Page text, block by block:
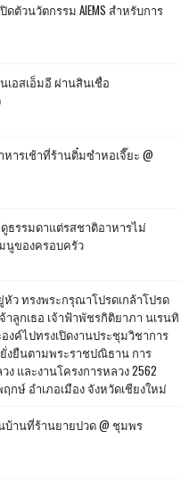
ตัวนวัตกรรม AIEMS สำหรับการ
เอสเอ็มอี ผ่านสินเชื่อ
ารเช้าที่ร้านติ๋มซำหอเจี๊ยะ @
ธรรมดาแต่รสชาติอาหารไม่
นูของครอบครัว
ว ทรงพระกรุณาโปรดเกล้าโปรด
ลูกเธอ เจ้าฟ้าพัชรกิติยาภา นเรนทิ
งค์ไปทรงเปิดงานประชุมวิชาการ
งยืนตามพระราชปณิธาน การ
และงานโครงการหลวง 2562
ษ์ อำเภอเมือง จังหวัดเชียงใหม่
บ้านที่ร้านยายปวด @ ชุมพร